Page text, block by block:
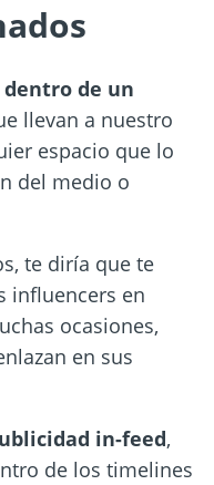
dentro de un
llevan a nuestro
espacio que lo
del medio o
te diría que te
influencers en
ocasiones,
en sus
in-feed,
de los timelines